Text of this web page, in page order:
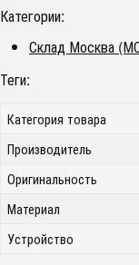
Категории:
Склад Москва
Теги:
Категория товара
Производитель
Оригинальность
Материал
Устройство